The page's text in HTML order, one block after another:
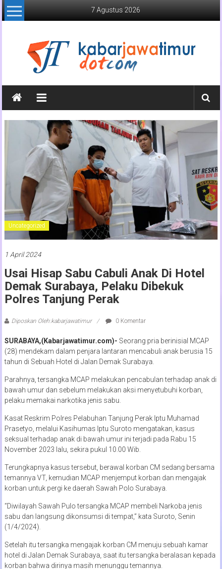
Lompat
ke
7 Agustus 2026
Kabar
Jawa
Timur
Timur
Uncategorized
1 April 2024
Usai Hisap Sabu Cabuli Anak Di Hotel
Demak Surabaya, Pelaku Dibekuk
Polres Tanjung Perak
Diposkan Oleh:kabarjawatimur 0 Komentar
SURABAYA,(Kabarjawatimur.com)- Seorang pria berinisial MCAP
(28) mendekam dalam penjara lantaran mencabuli anak berusia 15
tahun di Sebuah Hotel di Jalan Demak Surabaya.
Parahnya, tersangka MCAP melakukan pencabulan terhadap anak di
bawah umur dan sebelum melakukan aksi menyetubuhi korban,
pelaku memakai narkotika jenis sabu.
Kasat Reskrim Polres Pelabuhan Tanjung Perak Iptu Muhamad
Prasetyo, melalui Kasihumas Iptu Suroto mengatakan, kasus
seksual terhadap anak di bawah umur ini terjadi pada Rabu 15
November 2023 lalu, sekira pukul 10.00 Wib.
Terungkapnya kasus tersebut, berawal korban CM sedang bersama
temannya VT, kemudian MCAP menjemput korban dan mengajak
korban untuk pergi ke daerah Sawah Polo Surabaya.
“Diwilayah Sawah Pulo tersangka MCAP membeli Narkoba jenis
sabu dan langsung dikonsumsi di tempat,” kata Suroto, Senin
(1/4/2024).
Setelah itu tersangka mengajak korban CM menuju sebuah kamar
hotel di Jalan Demak Surabaya, saat itu tersangka beralasan kepada
korban bahwa dirinya masih menunggu temannya.